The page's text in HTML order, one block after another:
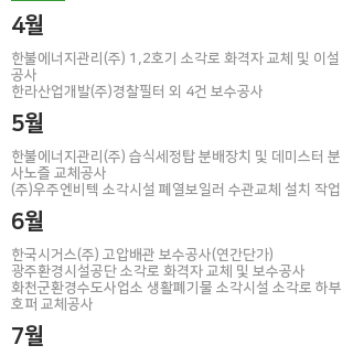
4월
한불에너지관리(주) 1,2호기 소각로 화격자 교체 및 이설
공사​
한라산업개발(주)경찰필터 외 4건 보수공사
5월
한불에너지관리(주) 습식세정탑 분배장치 및 데미스터 분
사노즐 교체공사​
(주)우주엔비텍 소각시설 폐열보일러 수관교체 설치 작업​
6월
한국시거스(주) 고압배관 보수공사(연간단가)​
광주환경시설공단 소각로 화격자 교체 및 보수공사
​화천군환경수도사업소 생활폐기물 소각시설 소각로 하부
호퍼 교체공사
7월